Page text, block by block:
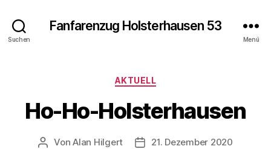
Suchen
Fanfarenzug Holsterhausen 53
Menü
Kategorien
AKTUELL
Ho-Ho-Holsterhausen
Beitragsautor
VonAlan Hilgert Veröffentlichungsdatum
21. Dezember 2020